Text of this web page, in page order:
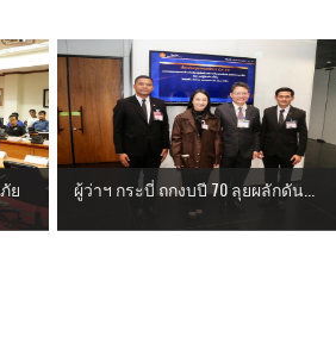
ย
ผู้ว่าฯ กระบี่ ถกงบปี 70 ลุยผลักดัน...